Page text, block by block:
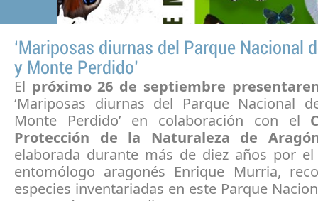
‘Mariposas diurnas del Parque Nacional
y Monte Perdido’
El próximo 26 de septiembre
‘Mariposas diurnas del Parque Nacional
Monte Perdido’ en colaboración con el
Protección de la Naturaleza de
elaborada durante más de diez años por
entomólogo aragonés Enrique Murria,
especies inventariadas en este Parque